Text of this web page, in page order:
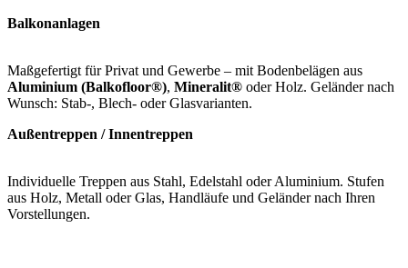
Balkonanlagen
Maßgefertigt für Privat und Gewerbe – mit Bodenbelägen aus
Aluminium (Balkofloor®), Mineralit® oder Holz. Geländer nach
Wunsch: Stab-, Blech- oder Glasvarianten.
Außentreppen / Innentreppen
Individuelle Treppen aus Stahl, Edelstahl oder Aluminium. Stufen
aus Holz, Metall oder Glas, Handläufe und Geländer nach Ihren
Vorstellungen.